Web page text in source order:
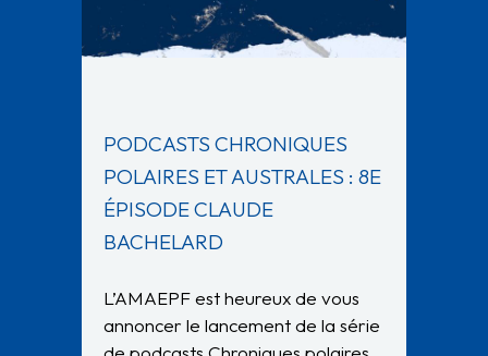
PODCASTS CHRONIQUES
POLAIRES ET AUSTRALES : 8E
ÉPISODE CLAUDE
BACHELARD
L’AMAEPF est heureux de vous
annoncer le lancement de la série